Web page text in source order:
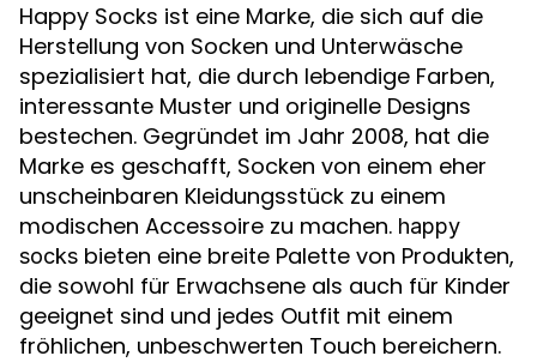
Happy Socks ist eine Marke, die sich auf die
Herstellung von Socken und Unterwäsche
spezialisiert hat, die durch lebendige Farben,
interessante Muster und originelle Designs
bestechen. Gegründet im Jahr 2008, hat die
Marke es geschafft, Socken von einem eher
unscheinbaren Kleidungsstück zu einem
modischen Accessoire zu machen. happy
socks bieten eine breite Palette von Produkten,
die sowohl für Erwachsene als auch für Kinder
geeignet sind und jedes Outfit mit einem
fröhlichen, unbeschwerten Touch bereichern.